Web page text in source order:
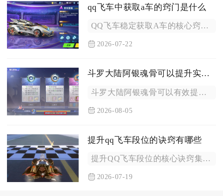
qq飞车中获取a车的窍门是什么
QQ飞车稳定获取A车的核心窍门分为四类：零氪长期活动兑换、点...
2026-07-22
斗罗大陆阿银魂骨可以提升实力吗
斗罗大陆阿银魂骨可以有效提升实力，不管是通用魂骨还是阿银专属...
2026-08-05
提升qq飞车段位的诀窍有哪些
提升QQ飞车段位的核心诀窍集中在稳定操作熟练度、赛道专属跑法...
2026-07-19